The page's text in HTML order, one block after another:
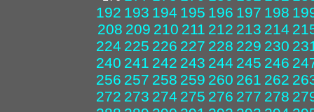
192 193 194 195 196 197 198
208 209 210 211 212 213 214
224 225 226 227 228 229 230
240 241 242 243 244 245 246
256 257 258 259 260 261 262
272 273 274 275 276 277 278